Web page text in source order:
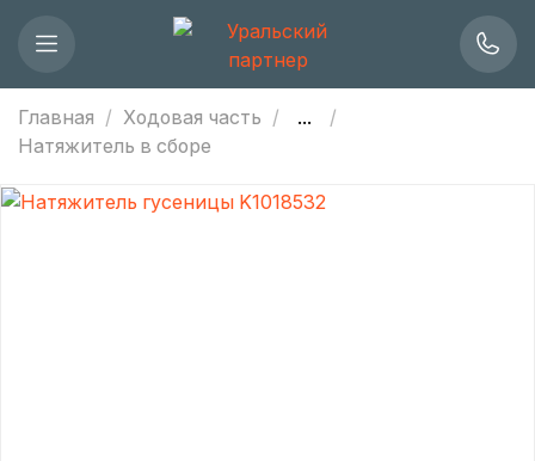
Главная Ходовая часть
...
Натяжитель в сборе